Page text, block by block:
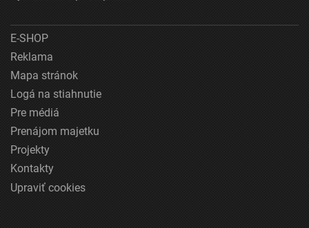
E-SHOP
Reklama
Mapa stránok
Logá na stiahnutie
Pre médiá
Prenájom majetku
Projekty
Kontakty
Upraviť cookies